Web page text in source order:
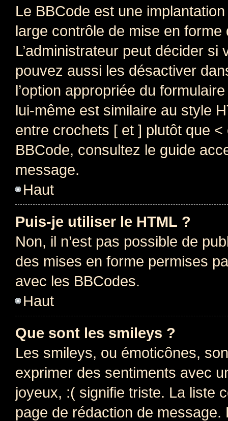
Le BBCode est une
large contrôle de mise en forme
L’administrateur peut décider
pouvez aussi les désactiver
l’option appropriée du
lui-même est similaire au style
entre crochets [ et ] plutôt que
BBCode, consultez le guide
message.
Haut
Puis-je utiliser le HTML ?
Non, il n’est pas possible de
des mises en forme permises
avec les BBCodes.
Haut
Que sont les smileys ?
Les smileys, ou émoticônes,
exprimer des sentiments avec
joyeux, :( signifie triste. La liste
page de rédaction de